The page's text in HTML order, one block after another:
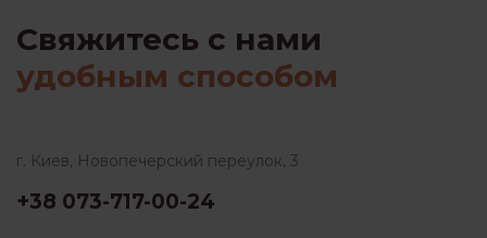
Свяжитесь с нами
удобным способом
г. Киев, Новопечерский переулок, 3
+38 073-717-00-24